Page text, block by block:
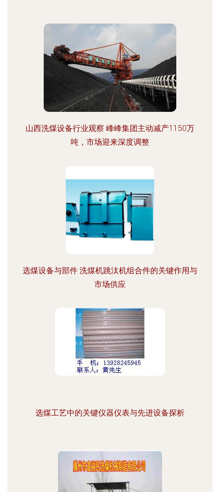
山西洗煤设备行业观察 峰峰集团主动减产1150万
吨，市场迎来深度调整
选煤设备与部件 洗煤机跳汰机组合件的关键作用与
市场供应
选煤工艺中的关键仪器仪表与先进设备探析